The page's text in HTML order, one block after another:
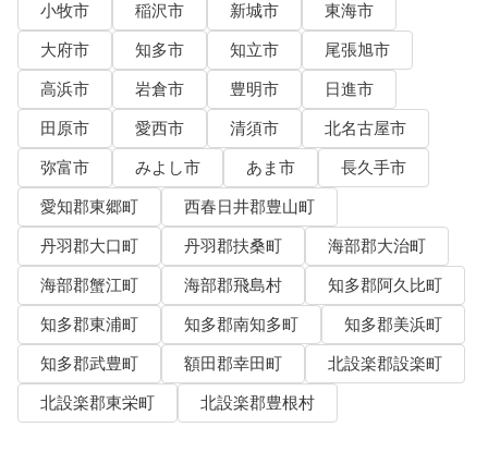
小牧市
稲沢市 新城市
東海市
大府市
知多市 知立市
尾張旭市
高浜市
岩倉市 豊明市
日進市
田原市
愛西市 清須市
北名古屋市
弥富市
みよし市 あま市
長久手市
愛知郡東郷町
西春日井郡豊山町
丹羽郡大口町
丹羽郡扶桑町
海部郡大治町
海部郡蟹江町
海部郡飛島村
知多郡阿久比町
知多郡東浦町
知多郡南知多町
知多郡美浜町
知多郡武豊町
額田郡幸田町
北設楽郡設楽町
北設楽郡東栄町
北設楽郡豊根村